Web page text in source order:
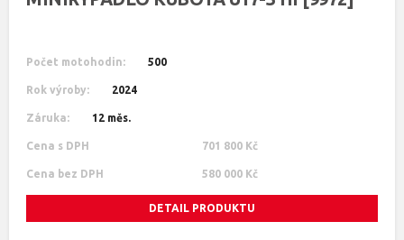
Počet motohodin: 500
Rok výroby: 2024
Záruka: 12 měs.
Cena s DPH 701 800 Kč
Cena bez DPH 580 000 Kč
DETAIL PRODUKTU